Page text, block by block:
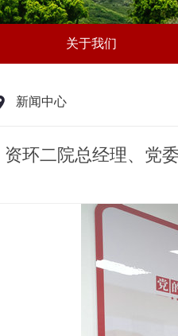
关于我们
新闻中心
资环二院总经理、党